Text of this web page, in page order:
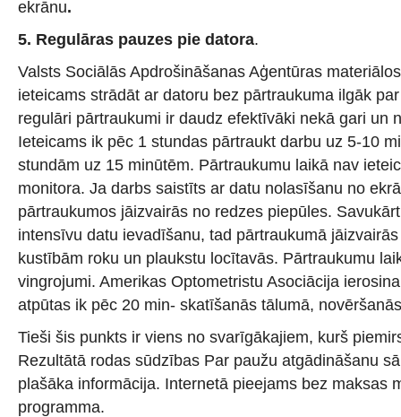
ekrānu.
5. Regulāras pauzes pie datora.
Valsts Sociālās Apdrošināšanas Aģentūras
ieteicams strādāt ar datoru bez pārtraukuma ilgāk
regulāri pārtraukumi ir daudz efektīvāki nekā gari un
Ieteicams ik pēc 1 stundas pārtraukt darbu uz 5-10
stundām uz 15 minūtēm. Pārtraukumu laikā nav
monitora. Ja darbs saistīts ar datu nolasīšanu no
pārtraukumos jāizvairās no redzes piepūles.
intensīvu datu ievadīšanu, tad pārtraukumā
kustībām roku un plaukstu locītavās. Pārtraukumu
vingrojumi. Amerikas Optometristu Asociācija
atpūtas ik pēc 20 min- skatīšanās tālumā,
Tieši šis punkts ir viens no svarīgākajiem, kurš
Rezultātā rodas sūdzības Par paužu atgādināšanu
plašāka informācija. Internetā pieejams bez maksas
programma.